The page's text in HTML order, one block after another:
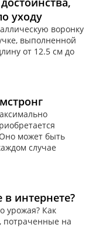
уходу
воронку
выполненной
от 12.5 см до
может быть
случае
интернете?
урожая? Как
потраченные на